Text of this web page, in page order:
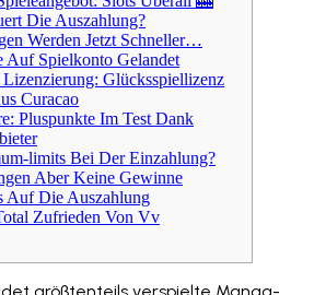
Die Auszahlung?
Werden Jetzt Schneller…
Auf Spielkonto Gelandet
Glücksspiellizenz
Curacao
Pluspunkte Im Test Dank
limits Bei Der Einzahlung?
Aber Keine Gewinne
Auf Die Auszahlung
Zufrieden Von Vv
größtenteils verspielte Manga-